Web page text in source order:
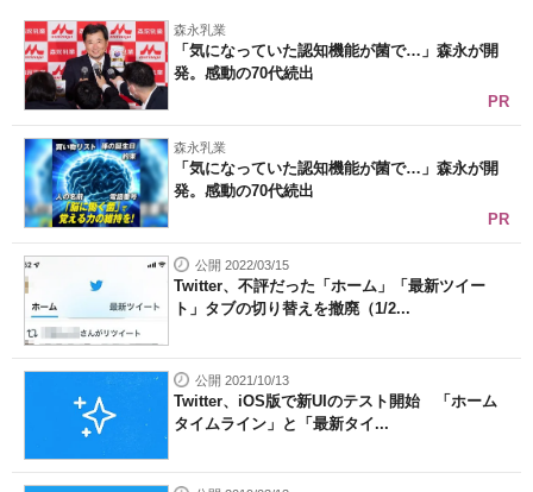
森永乳業
「気になっていた認知機能が菌で…」森永が開
発。感動の70代続出
PR
森永乳業
「気になっていた認知機能が菌で…」森永が開
発。感動の70代続出
PR
公開 2022/03/15
Twitter、不評だった「ホーム」「最新ツイー
ト」タブの切り替えを撤廃（1/2...
公開 2021/10/13
Twitter、iOS版で新UIのテスト開始 「ホーム
タイムライン」と「最新タイ...